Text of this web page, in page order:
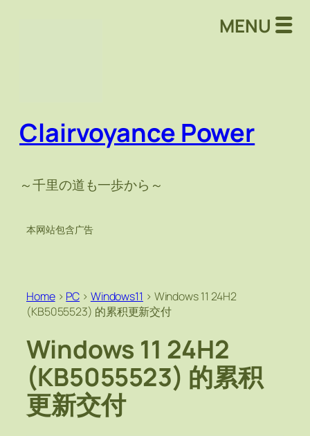
Clairvoyance Power
～千里の道も一歩から～
本网站包含广告
Home> PC > Windows11 > Windows 11 24H2
(KB5055523) 的累积更新交付
Windows 11 24H2
(KB5055523) 的累积
更新交付
MENU